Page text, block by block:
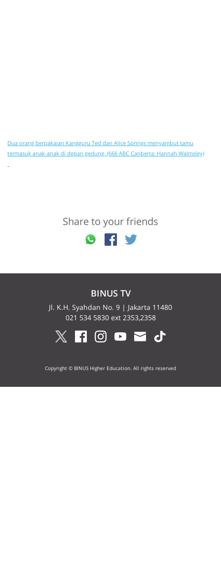
Dua orang berpakaian Kangguru Ted dan Alice Springs menyambut tamu
termasuk anak-anak di depan gedung. (666 ABC Canberra: Hannah Walmsley)
Share to your friends
BINUS TV
Jl. K.H. Syahdan No. 9 | Jakarta 11480
021 534 5830 ext 2353,2358
Copyright © BINUS Higher Education. All rights reserved